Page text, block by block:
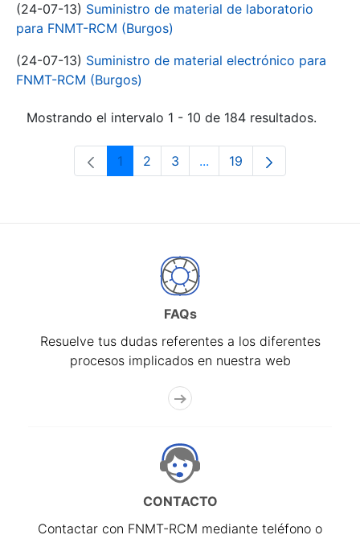
(24-07-13) Suministro de material de laboratorio
para FNMT-RCM (Burgos)
(24-07-13) Suministro de material electrónico para
FNMT-RCM (Burgos)
Mostrando el intervalo 1 - 10 de 184 resultados.
Página
1 Página
2 Página
3 ...Páginas intermedias Use
Página
19
FAQs
Resuelve tus dudas referentes a los diferentes
procesos implicados en nuestra web
CONTACTO
Contactar con FNMT-RCM mediante teléfono o